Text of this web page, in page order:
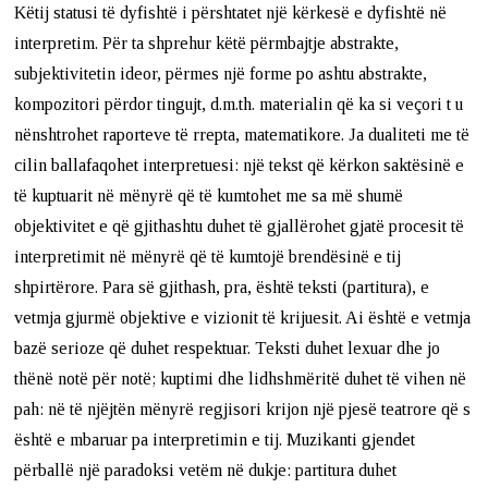
Këtij statusi të dyfishtë i përshtatet një kërkesë e dyfishtë në
interpretim. Për ta shprehur këtë përmbajtje abstrakte,
subjektivitetin ideor, përmes një forme po ashtu abstrakte,
kompozitori përdor tingujt, d.m.th. materialin që ka si veçori t u
nënshtrohet raporteve të rrepta, matematikore. Ja dual iteti me të
cilin ballafaqohet interpretuesi: një tekst që kërkon saktësinë e
të kuptuarit në mënyrë që të kumtohet me sa më shumë
objektivitet e që gjithashtu duhet të gjallërohet gjatë procesit të
interpretimit në mënyrë që të kumtojë brendësinë e tij
shpirtërore. Para së gjithash, pra, është teksti (partitura), e
vetmja gjurmë objektive e vizionit të krijuesit. Ai është e vetmja
bazë serioze që duhet respektuar. Teksti duhet lexuar dhe jo
thënë notë për notë; kuptimi dhe lidhshmëritë duhet të vihen në
pah: në të njëjtën mënyrë regjisori krijon një pjesë teatrore që s
është e mbaruar pa interpretimin e tij. Muzikanti gjendet
përballë një paradoksi vetëm në dukje: partitura duhet